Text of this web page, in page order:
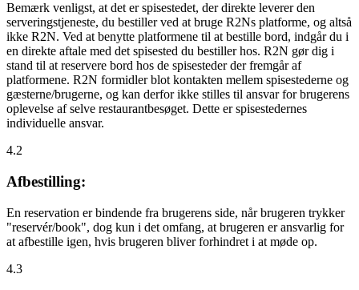
Bemærk venligst, at det er spisestedet, der direkte leverer den
serveringstjeneste, du bestiller ved at bruge R2Ns platforme, og altså
ikke R2N. Ved at benytte platformene til at bestille bord, indgår du i
en direkte aftale med det spisested du bestiller hos. R2N gør dig i
stand til at reservere bord hos de spisesteder der fremgår af
platformene. R2N formidler blot kontakten mellem spisestederne og
gæsterne/brugerne, og kan derfor ikke stilles til ansvar for brugerens
oplevelse af selve restaurantbesøget. Dette er spisestedernes
individuelle ansvar.
4.2
Afbestilling:
En reservation er bindende fra brugerens side, når brugeren trykker
"reservér/book", dog kun i det omfang, at brugeren er ansvarlig for
at afbestille igen, hvis brugeren bliver forhindret i at møde op.
4.3